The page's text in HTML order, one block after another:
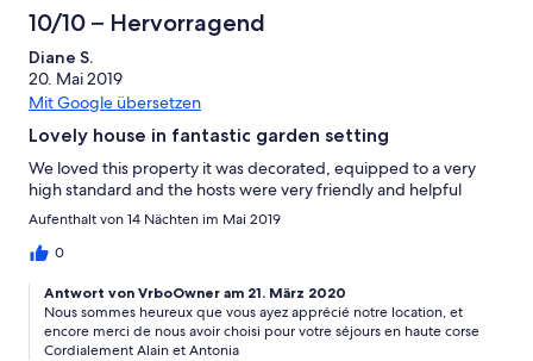
10/10 – Hervorragend
Diane S.
20. Mai 2019
Mit Google übersetzen
Lovely house in fantastic garden setting
We loved this property it was decorated, equipped to a very
high standard and the hosts were very friendly and helpful
Aufenthalt von 14 Nächten im Mai 2019
0
Antwort von VrboOwner am 21. März 2020
Nous sommes heureux que vous ayez apprécié notre location, et
encore merci de nous avoir choisi pour votre séjours en haute corse
Cordialement Alain et Antonia